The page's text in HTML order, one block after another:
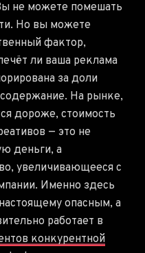
не можете помешать
Но вы можете
фактор,
ли ваша реклама
за доли
На рынке,
дороже, стоимость
— это не
деньги, а
увеличивающееся с
Именно здесь
опасным, а
работает в
конкурентной